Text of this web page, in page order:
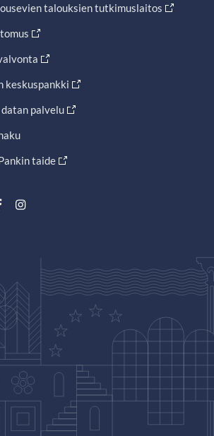
talouksien tutkimuslaitos
keskuspankki
palvelu
taide